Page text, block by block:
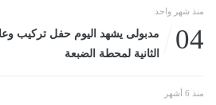
منذ شهر واحد
04
مدبولى يشهد اليوم حفل تركيب
الثانية لمحطة الضبعة
منذ 6 أشهر